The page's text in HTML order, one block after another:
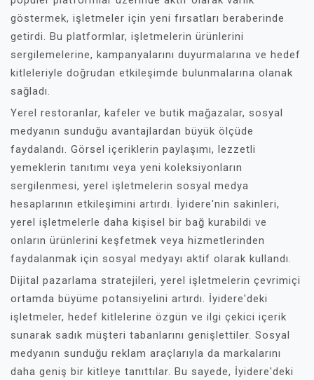
göstermek, işletmeler için yeni fırsatları beraberinde
getirdi. Bu platformlar, işletmelerin ürünlerini
sergilemelerine, kampanyalarını duyurmalarına ve hedef
kitleleriyle doğrudan etkileşimde bulunmalarına olanak
sağladı.
Yerel restoranlar, kafeler ve butik mağazalar, sosyal
medyanın sunduğu avantajlardan büyük ölçüde
faydalandı. Görsel içeriklerin paylaşımı, lezzetli
yemeklerin tanıtımı veya yeni koleksiyonların
sergilenmesi, yerel işletmelerin sosyal medya
hesaplarının etkileşimini artırdı. İyidere'nin sakinleri,
yerel işletmelerle daha kişisel bir bağ kurabildi ve
onların ürünlerini keşfetmek veya hizmetlerinden
faydalanmak için sosyal medyayı aktif olarak kullandı.
Dijital pazarlama stratejileri, yerel işletmelerin çevrimiçi
ortamda büyüme potansiyelini artırdı. İyidere'deki
işletmeler, hedef kitlelerine özgün ve ilgi çekici içerik
sunarak sadık müşteri tabanlarını genişlettiler. Sosyal
medyanın sunduğu reklam araçlarıyla da markalarını
daha geniş bir kitleye tanıttılar. Bu sayede, İyidere'deki